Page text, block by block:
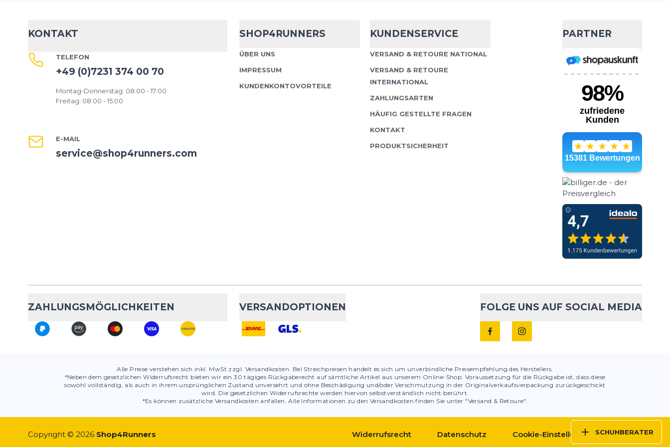
KONTAKT
TELEFON
+49 (0)7231 374 00 70
Montag-Donnerstag: 08:00 - 17:00
Freitag: 08:00 - 15:00
E-MAIL
service@shop4runners.com
SHOP4RUNNERS
ÜBER UNS
IMPRESSUM
KUNDENKONTOVORTEILE
KUNDENSERVICE
VERSAND & RETOURE NATIONAL
VERSAND & RETOURE
INTERNATIONAL
ZAHLUNGSARTEN
HÄUFIG GESTELLTE FRAGEN
KONTAKT
PRODUKTSICHERHEIT
PARTNER
FOLGE UNS AUF SOCIAL MEDIA
ZAHLUNGSMÖGLICHKEITEN VERSANDOPTIONEN
Alle Preise verstehen sich inkl. MwSt zzgl. Versandkosten. Bei Streichpreisen handelt es sich um unverbindliche Preisempfehlung des Herstellers.
*Neben dem gesetzlichen Widerrufsrecht bieten wir ein 30 tägiges Rückgaberecht auf sämtliche Artikel aus unserem Online-Shop. Voraussetzung für die Rückgabe ist, dass diese
sowohl vollständig, als auch in ihrem ursprünglichen Zustand unversehrt und ohne Beschädigung und/oder Verschmutzung in der Originalverkaufsverpackung zurückgeschickt
wird. Die gesetzlichen Widerrufsrechte werden hiervon selbstverständlich nicht berührt.
*Es können zusätzliche Versandkosten anfallen. Alle Informationen zu den Versandkosten finden Sie unter "Versand & Retoure".
Copyright © 2026 Shop4Runners Widerrufsrecht Datenschutz Cookie-Einstellungen AGBs
SCHUHBERATER